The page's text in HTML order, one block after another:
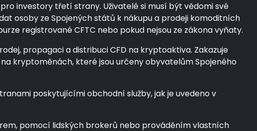
investory třetí strany. Uživatelé si musí být vědomi své
osoby ze Spojených států k nákupu a prodeji komoditních
registrované CFTC nebo pokud nejsou ze zákona vyňaty.
propagaci a distribuci CFD na kryptoaktiva. Zakazuje
kryptoměnách, které jsou určeny obyvatelům Spojeného
poskytujícími obchodní služby, jak je uvedeno v
pomocí lidských brokerů nebo prováděním vlastních